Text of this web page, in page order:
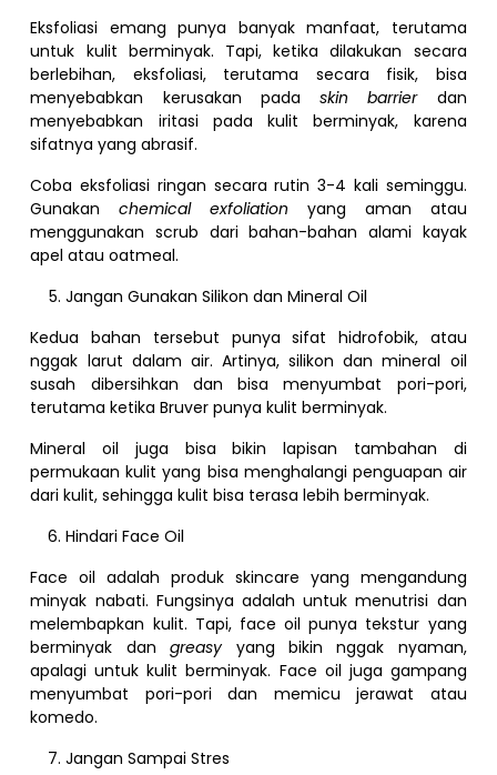
Eksfoliasi emang punya banyak manfaat, terutama
untuk kulit berminyak. Tapi, ketika dilakukan secara
berlebihan, eksfoliasi, terutama secara fisik, bisa
menyebabkan kerusakan padaskin barrierdan
menyebabkan iritasi pada kulit berminyak, karena
sifatnya yang abrasif.
Coba eksfoliasi ringan secara rutin 3-4 kali seminggu.
Gunakanchemical exfoliation yang aman atau
menggunakan scrub dari bahan-bahan alami kayak
apel atau oatmeal.
Jangan Gunakan Silikon dan Mineral Oil
Kedua bahan tersebut punya sifat hidrofobik, atau
nggak larut dalam air. Artinya, silikon dan mineral oil
susah dibersihkan dan bisa menyumbat pori-pori,
terutama ketika Bruver punya kulit berminyak.
Mineral oil juga bisa bikin lapisan tambahan di
permukaan kulit yang bisa menghalangi penguapan air
dari kulit, sehingga kulit bisa terasa lebih berminyak.
Hindari Face Oil
Face oil adalah produk skincare yang mengandung
minyak nabati. Fungsinya adalah untuk menutrisi dan
melembapkan kulit. Tapi, face oil punya tekstur yang
berminyak dangreasy yang bikin nggak nyaman,
apalagi untuk kulit berminyak. Face oil juga gampang
menyumbat pori-pori dan memicu jerawat atau
komedo.
Jangan Sampai Stres